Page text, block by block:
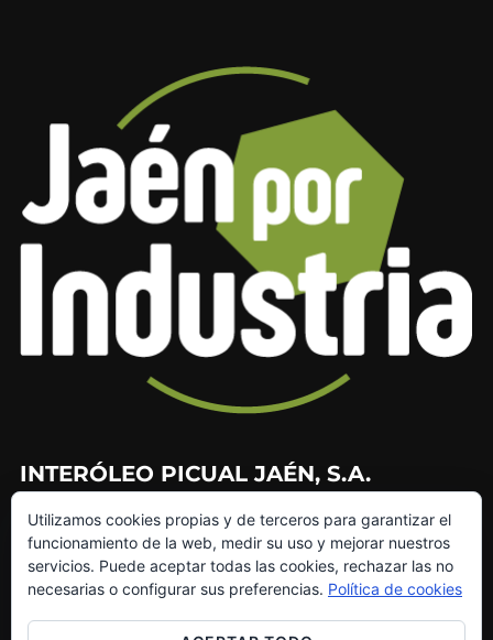
INTERÓLEO PICUAL JAÉN, S.A.
953 226 010
953 272 499
info@interoleo.com
canaldedenuncias@interoleo.com
Utilizamos cookies propias y de terceros para garantizar el
funcionamiento de la web, medir su uso y mejorar nuestros
servicios. Puede aceptar todas las cookies, rechazar las no
necesarias o configurar sus preferencias. Política de cookies